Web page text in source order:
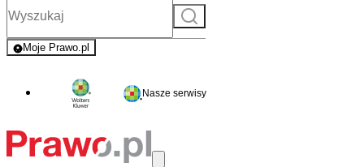
Szukaj
Moje Prawo.pl
- rejestracja i logowanie do serwisu
Nasze serwisy